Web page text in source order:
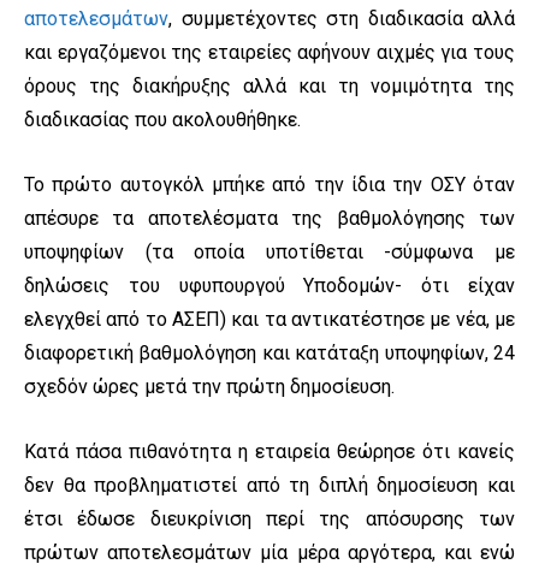
αποτελεσμάτων, συμμετέχοντες στη διαδικασία αλλά
και εργαζόμενοι της εταιρείες αφήνουν αιχμές για τους
όρους της διακήρυξης αλλά και τη νομιμότητα της
διαδικασίας που ακολουθήθηκε.
Το πρώτο αυτογκόλ μπήκε από την ίδια την ΟΣΥ όταν
απέσυρε τα αποτελέσματα της βαθμολόγησης των
υποψηφίων (τα οποία υποτίθεται -σύμφωνα με
δηλώσεις του υφυπουργού Υποδομών- ότι είχαν
ελεγχθεί από το ΑΣΕΠ) και τα αντικατέστησε με νέα, με
διαφορετική βαθμολόγηση και κατάταξη υποψηφίων, 24
σχεδόν ώρες μετά την πρώτη δημοσίευση.
Κατά πάσα πιθανότητα η εταιρεία θεώρησε ότι κανείς
δεν θα προβληματιστεί από τη διπλή δημοσίευση και
έτσι έδωσε διευκρίνιση περί της απόσυρσης των
πρώτων αποτελεσμάτων μία μέρα αργότερα, και ενώ